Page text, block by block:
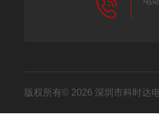
版权所有© 2026 深圳市科时